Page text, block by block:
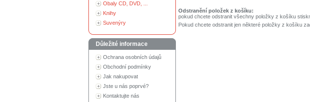
Obaly CD, DVD, ...
Knihy
Suvenýry
Důležité informace
Ochrana osobních údajů
Obchodní podmínky
Jak nakupovat
Jste u nás poprvé?
Kontaktujte nás
Odstranění položek z košíku:
pokud chcete odstranit všechny položky z košíku
Pokud chcete odstranit jen některé položky z košíku